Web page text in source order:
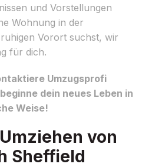
und Vorstellungen
Wohnung in der
Vorort suchst, wir
für dich.
Umzugsprofi
dein neues Leben in
Weise!
von
Sheffield